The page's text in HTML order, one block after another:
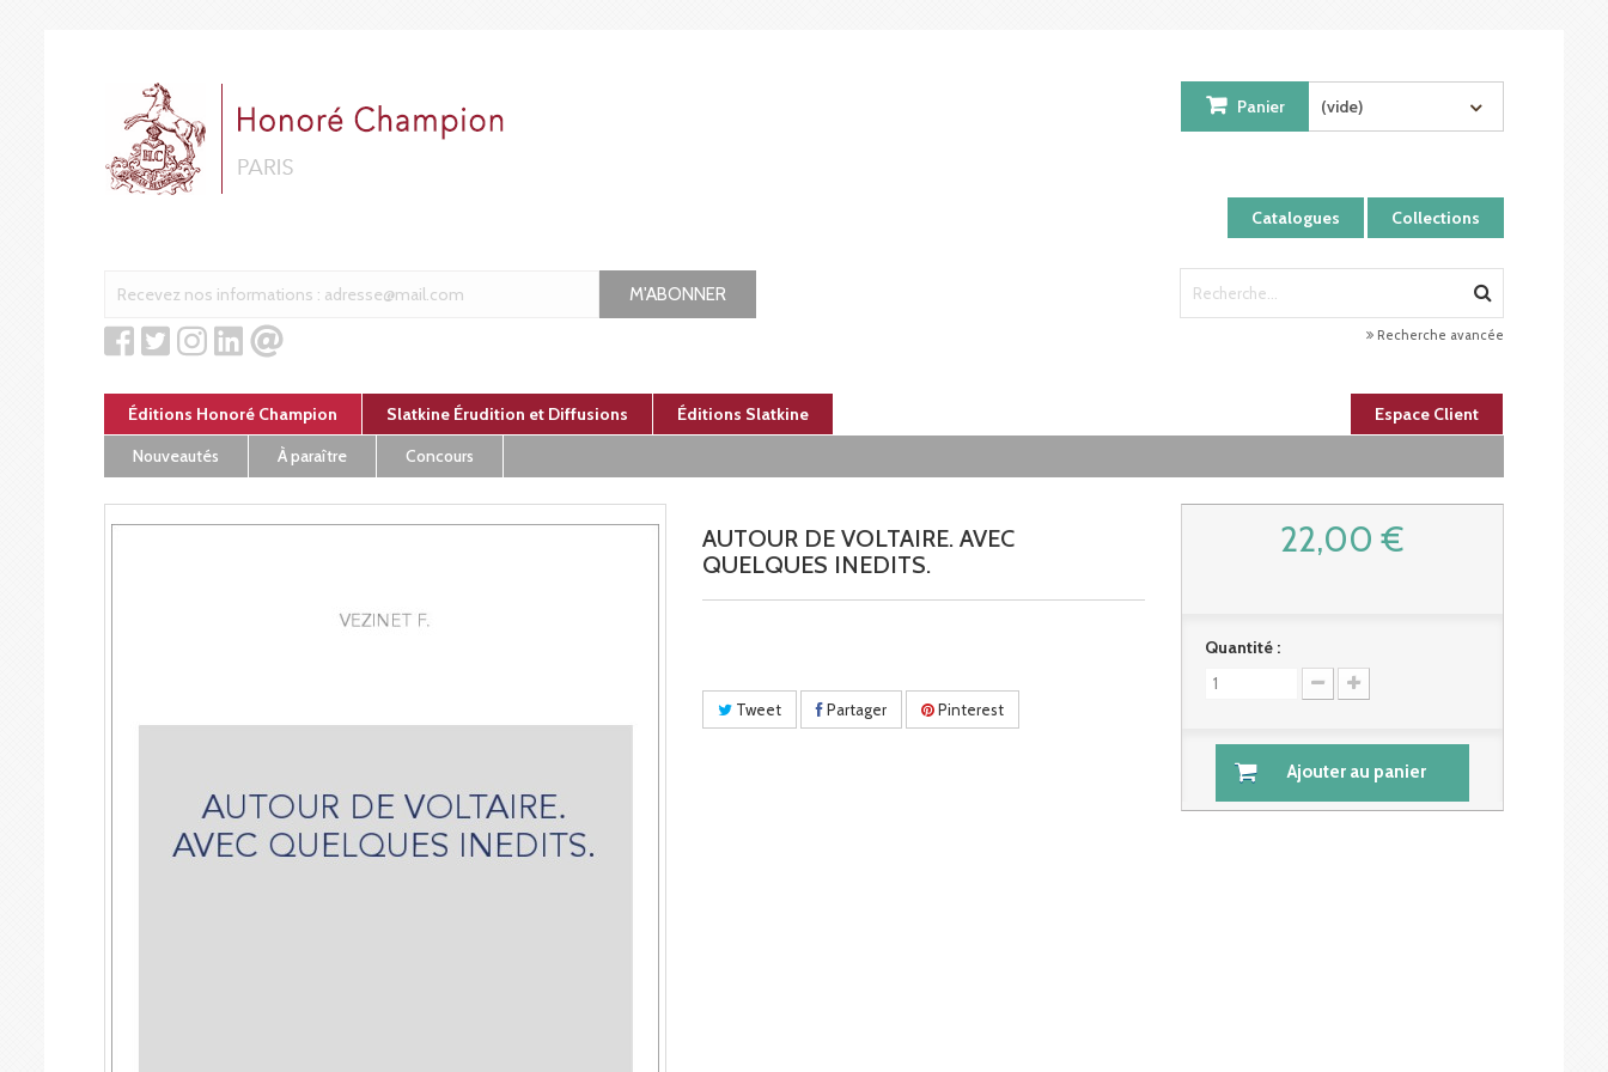
Catalogues Collections
Panier (vide)
M'ABONNER
Recherche avancée
Éditions Honoré Champion Slatkine Érudition et Diffusions Éditions Slatkine
Espace Client
Nouveautés
À paraître Concours
AUTOUR DE VOLTAIRE. AVEC
QUELQUES INEDITS.
Tweet Partager Pinterest
22,00 €
Quantité :
Ajouter au panier